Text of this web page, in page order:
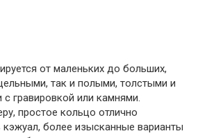
от маленьких до больших,
так и полыми, толстыми и
гравировкой или камнями.
простое кольцо отлично
кэжуал, более изысканные варианты